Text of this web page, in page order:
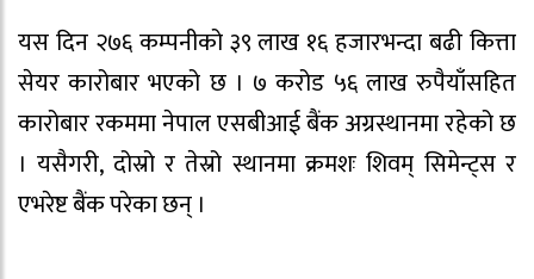
यस दिन २७६ कम्पनीको ३९ लाख १६ हजारभन्दा बढी कित्ता
सेयर कारोबार भएको छ । ७ करोड ५६ लाख रुपैयाँसहित
कारोबार रकममा नेपाल एसबीआई बैंक अग्रस्थानमा रहेको छ
। यसैगरी, दोस्रो र तेस्रो स्थानमा क्रमशः शिवम् सिमेन्ट्स र
एभरेष्ट बैंक परेका छन् ।